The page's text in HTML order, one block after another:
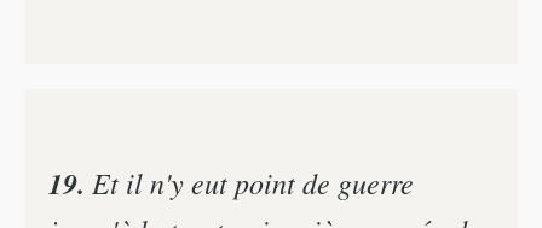
19. Et il n'y eut point de guerre